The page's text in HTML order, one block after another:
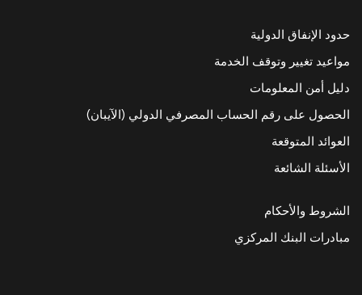
حدود الإنفاق الدولية
مواعيد تغيير وتوقف الخدمة
دليل أمن المعلومات
الحصول على رقم الحساب المصرفي الدولي (الآيبان)
العوائد المتوقعة
الأسئلة الشائعة
الشروط والأحكام
مبادرات البنك المركزي